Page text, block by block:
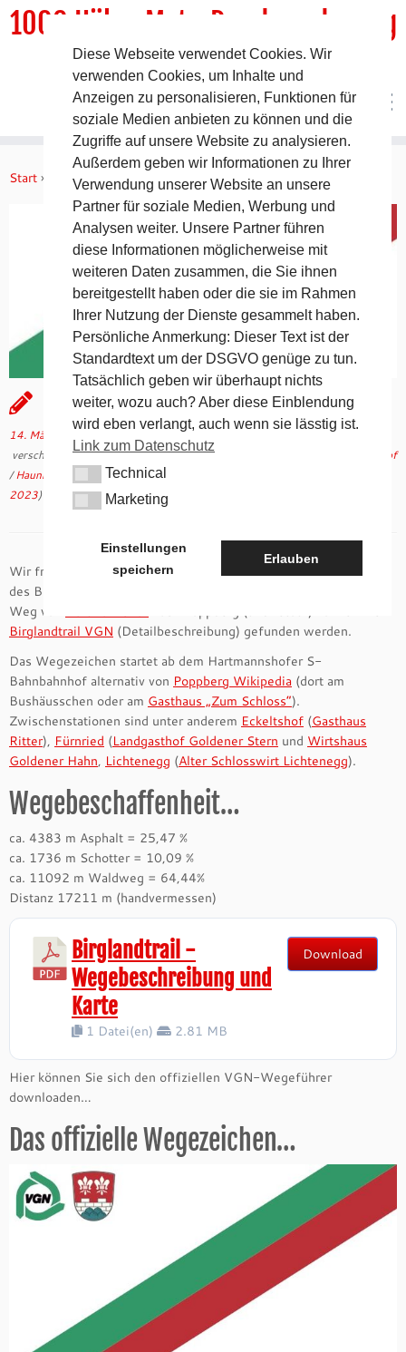
Inhalt
1000 HöhenMeterRundwanderweg
DER Rundwanderweg um Pommelsbrunn
Start » Aktuelles » Birglandtrail
Birglandtrail
14. März 2022 Allgemein
Gastronomie
verschlagwortetbirgland/Birlandtrail/Eckeltshof
Hartmannshof
/Haunritz Lichtenegg/Poppberg
2023)
Wir freuen uns als 100hmr/800hmr-Team mit an der Gestaltung
des Birglandtrails beteiligt gewesen zu sein. Details zu diesem
Weg von
Hartmannshof
nach Poppberg (und retour) können hier
Birglandtrail VGN (Detailbeschreibung) gefunden werden.
Das Wegezeichen startet ab dem Hartmannshofer S-
Bahnbahnhof alternativ von Poppberg Wikipedia (dort am
Bushäusschen oder am Gasthaus „Zum Schloss“).
Zwischenstationen sind unter anderem Eckeltshof (Gasthaus
Ritter), Fürnried (Landgasthof Goldener Stern und Wirtshaus
Goldener Hahn, Lichtenegg (Alter Schlosswirt Lichtenegg).
Wegebeschaffenheit…
ca. 4383 m Asphalt = 25,47 %
ca. 1736 m Schotter = 10,09 %
ca. 11092 m Waldweg = 64,44%
Distanz 17211 m (handvermessen)
Birglandtrail -
Wegebeschreibung und
Karte
1 Datei(en) 2.81 MB
Download
Hier können Sie sich den offiziellen VGN-Wegeführer
downloaden…
Das offizielle Wegezeichen…
Diese Webseite verwendet Cookies. Wir
verwenden Cookies, um Inhalte und
Anzeigen zu personalisieren, Funktionen für
soziale Medien anbieten zu können und die
Zugriffe auf unsere Website zu analysieren.
Außerdem geben wir Informationen zu Ihrer
Verwendung unserer Website an unsere
Partner für soziale Medien, Werbung und
Analysen weiter. Unsere Partner führen
diese Informationen möglicherweise mit
weiteren Daten zusammen, die Sie ihnen
bereitgestellt haben oder die sie im Rahmen
Ihrer Nutzung der Dienste gesammelt haben.
Persönliche Anmerkung: Dieser Text ist der
Standardtext um der DSGVO genüge zu tun.
Tatsächlich geben wir überhaupt nichts
weiter, wozu auch? Aber diese Einblendung
wird eben verlangt, auch wenn sie lässtig ist.
Link zum Datenschutz
TechnicalTechnical
MarketingMarketing
Einstellungen
speichern
Erlauben